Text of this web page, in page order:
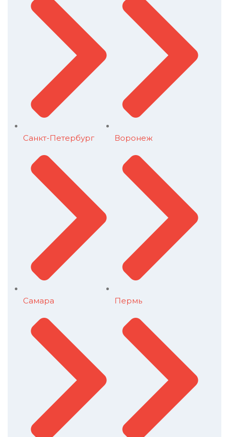
Санкт-Петербург
Самара
Воронеж
Пермь